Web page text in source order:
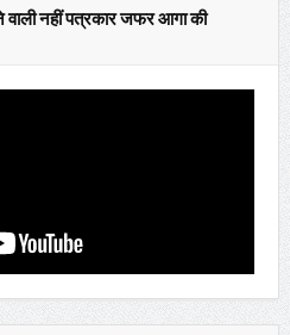
वाली नहीं पत्रकार जफर आगा की